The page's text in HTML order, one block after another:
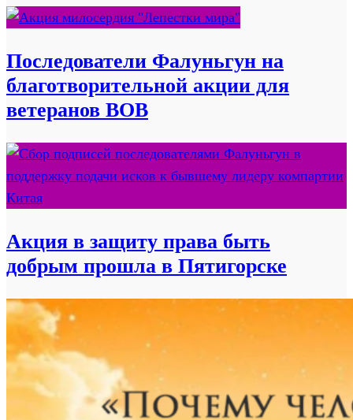
Последователи Фалуньгун на
благотворительной акции для
ветеранов ВОВ
Акция в защиту права быть
добрым прошла в Пятигорске